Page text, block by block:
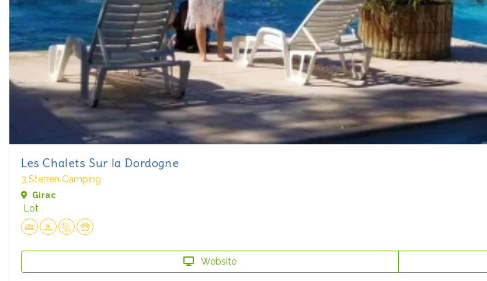
Les Chalets Sur la Dordogne
3 Sterren Camping
Girac
Lot
Website